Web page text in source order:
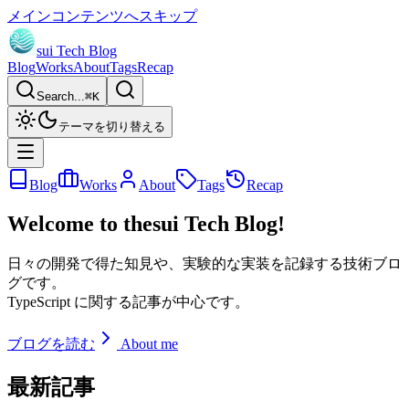
メインコンテンツへスキップ
sui Tech Blog
BlogWorksAboutTagsRecap
Search...⌘K
テーマを切り替える
Blog Works About Tags Recap
Welcome to thesui Tech Blog!
日々の開発で得た知見や、実験的な実装を記録する技術ブロ
グです。
TypeScript に関する記事が中心です。
ブログを読む About me
最新記事